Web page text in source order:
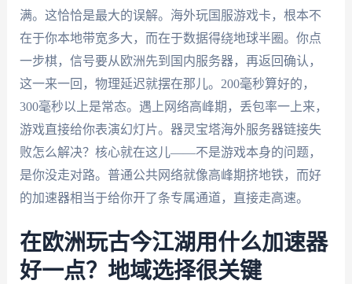
满。这恰恰是最大的误解。海外玩国服游戏卡，根本不
在于你本地带宽多大，而在于数据得绕地球半圈。你点
一步棋，信号要从欧洲先到国内服务器，再返回确认，
这一来一回，物理延迟就摆在那儿。200毫秒算好的，
300毫秒以上是常态。遇上网络高峰期，丢包率一上来，
游戏直接给你表演幻灯片。器灵宝塔海外服务器链接失
败怎么解决？核心就在这儿——不是游戏本身的问题，
是你没走对路。普通公共网络就像高峰期挤地铁，而好
的加速器相当于给你开了条专属通道，直接走高速。
在欧洲玩古今江湖用什么加速器
好一点？地域选择很关键